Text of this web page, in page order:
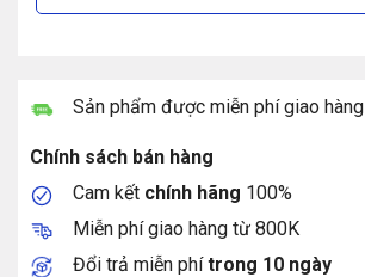
Sản phẩm được miễn phí giao hàng
Chính sách bán hàng
Cam kết chính hãng 100%
Miễn phí giao hàng từ 800K
Đổi trả miễn phítrong 10 ngày